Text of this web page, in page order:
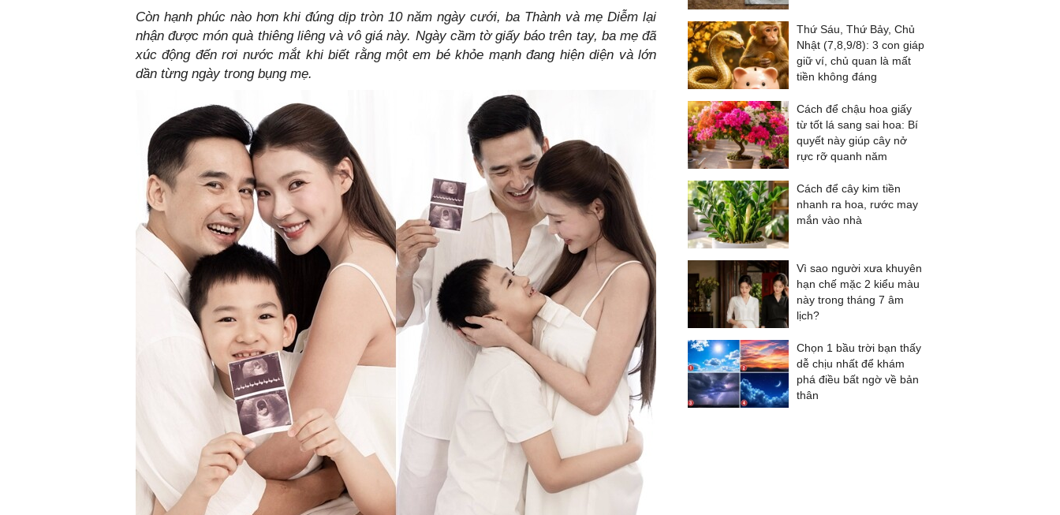
Còn hạnh phúc nào hơn khi đúng dịp tròn 10 năm ngày cưới, ba Thành và mẹ Diễm lại
nhận được món quà thiêng liêng và vô giá này. Ngày cầm tờ giấy báo trên tay, ba mẹ đã
xúc động đến rơi nước mắt khi biết rằng một em bé khỏe mạnh đang hiện diện và lớn
dần từng ngày trong bụng mẹ.
Thứ Sáu, Thứ Bảy, Chủ
Nhật (7,8,9/8): 3 con giáp
giữ ví, chủ quan là mất
tiền không đáng
Cách để chậu hoa giấy
từ tốt lá sang sai hoa: Bí
quyết này giúp cây nở
rực rỡ quanh năm
Cách để cây kim tiền
nhanh ra hoa, rước may
mắn vào nhà
Vì sao người xưa khuyên
hạn chế mặc 2 kiểu màu
này trong tháng 7 âm
lịch?
Chọn 1 bầu trời bạn thấy
dễ chịu nhất để khám
phá điều bất ngờ về bản
thân